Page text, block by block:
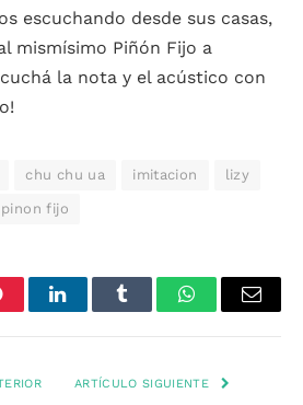
escuchando desde sus casas,
mismísimo Piñón Fijo a
la nota y el acústico con
chu chu ua imitacion lizy
pinon fijo
LinkedInTumblr WhatsAppEmail
ARTÍCULO SIGUIENTE